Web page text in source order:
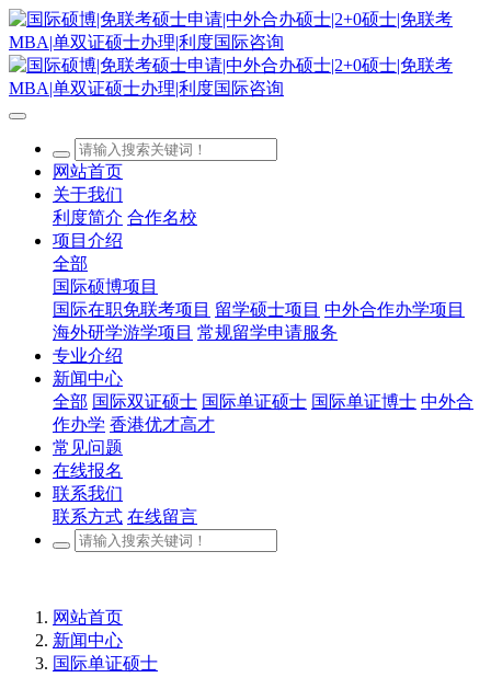
网站首页
关于我们
利度简介 合作名校
项目介绍
全部
国际硕博项目
国际在职免联考项目 留学硕士项目 中外合作办学项目
海外研学游学项目 常规留学申请服务
专业介绍
新闻中心
全部 国际双证硕士 国际单证硕士 国际单证博士 中外合
作办学 香港优才高才
常见问题
在线报名
联系我们
联系方式 在线留言
网站首页
新闻中心
国际单证硕士